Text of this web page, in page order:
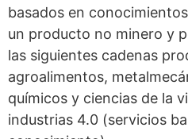
basados en
un producto no minero y
las siguientes cadenas
agroalimentos,
químicos y ciencias de la
industrias 4.0 (servicios